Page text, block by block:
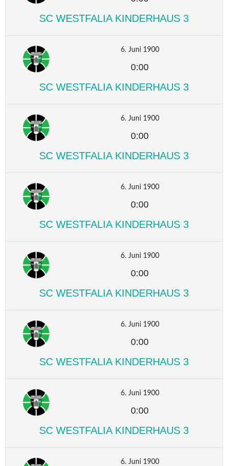
SC WESTFALIA KINDERHAUS 3
6. Juni 1900
0:00
SC WESTFALIA KINDERHAUS 3
6. Juni 1900
0:00
SC WESTFALIA KINDERHAUS 3
6. Juni 1900
0:00
SC WESTFALIA KINDERHAUS 3
6. Juni 1900
0:00
SC WESTFALIA KINDERHAUS 3
6. Juni 1900
0:00
SC WESTFALIA KINDERHAUS 3
6. Juni 1900
0:00
SC WESTFALIA KINDERHAUS 3
6. Juni 1900